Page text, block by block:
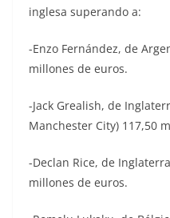
inglesa superando a:
-Enzo Fernández, de
millones de euros.
-Jack Grealish, de
Manchester City) 117,50
-Declan Rice, de
millones de euros.